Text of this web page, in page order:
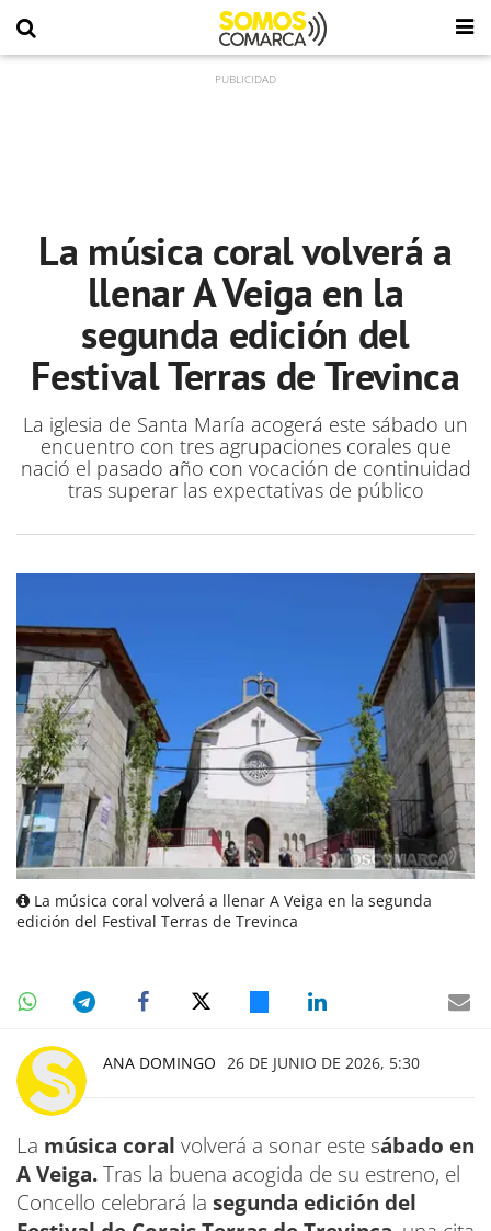
La música coral volverá a
llenar A Veiga en la
segunda edición del
Festival Terras de Trevinca
La iglesia de Santa María acogerá este sábado un
encuentro con tres agrupaciones corales que
nació el pasado año con vocación de continuidad
tras superar las expectativas de público
La música coral volverá a llenar A Veiga en la segunda
edición del Festival Terras de Trevinca
ANA DOMINGO 26 DE JUNIO DE 2026, 5:30
La música coral volverá a sonar este sábado en
A Veiga.Tras la buena acogida de su estreno, el
Concello celebrará la segunda edición del